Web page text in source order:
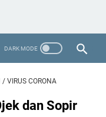
/ VIRUS CORONA
dan Sopir